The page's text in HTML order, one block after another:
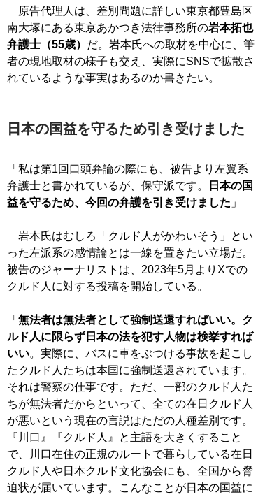
原告代理人は、差別問題に詳しい東京都豊島区
南大塚にある東京あかつき法律事務所の岩本拓也
弁護士（55歳） だ。岩本氏への取材を中心に、筆
者の現地取材の様子も交え、実際にSNSで拡散さ
れているような事実はあるのか書きたい。
日本の国益を守るため引き受けました
「私は第1回口頭弁論の際にも、被告より左翼系
弁護士と書かれているが、保守派です。
日本の国
益を守るため、今回の弁護を引き受けました 」
岩本氏はむしろ「クルド人がかわいそう」とい
った左派系の感情論とは一線を置きたい立場だ。
被告のジャーナリストは、2023年5月よりXでの
クルド人に対する投稿を開始している。
「 無法者は無法者として強制送還すればいい。ク
ルド人に限らず日本の法を犯す人物は検挙すれば
いい。実際に、バスに車をぶつける事故を起こし
たクルド人たちは本国に強制送還されています。
それは警察の仕事です。ただ、一部のクルド人た
ちが無法者だからといって、全ての在日クルド人
が悪いという現在の言説はただの人種差別です。
『川口』『クルド人』と主語を大きくすること
で、川口在住の正規のルートで暮らしている在日
クルド人や日本クルド文化協会にも、全国から脅
迫状が届いています。こんなことが日本の国益に